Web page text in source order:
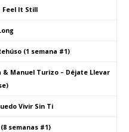
Feel It Still
(1 semana #1)
& Manuel Turizo – Déjate Llevar
Vivir Sin Ti
semanas #1)